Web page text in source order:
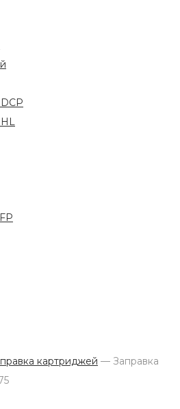
картриджей — Заправка